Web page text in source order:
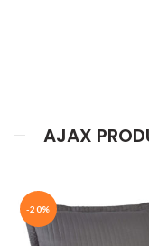
AJAX
-20%